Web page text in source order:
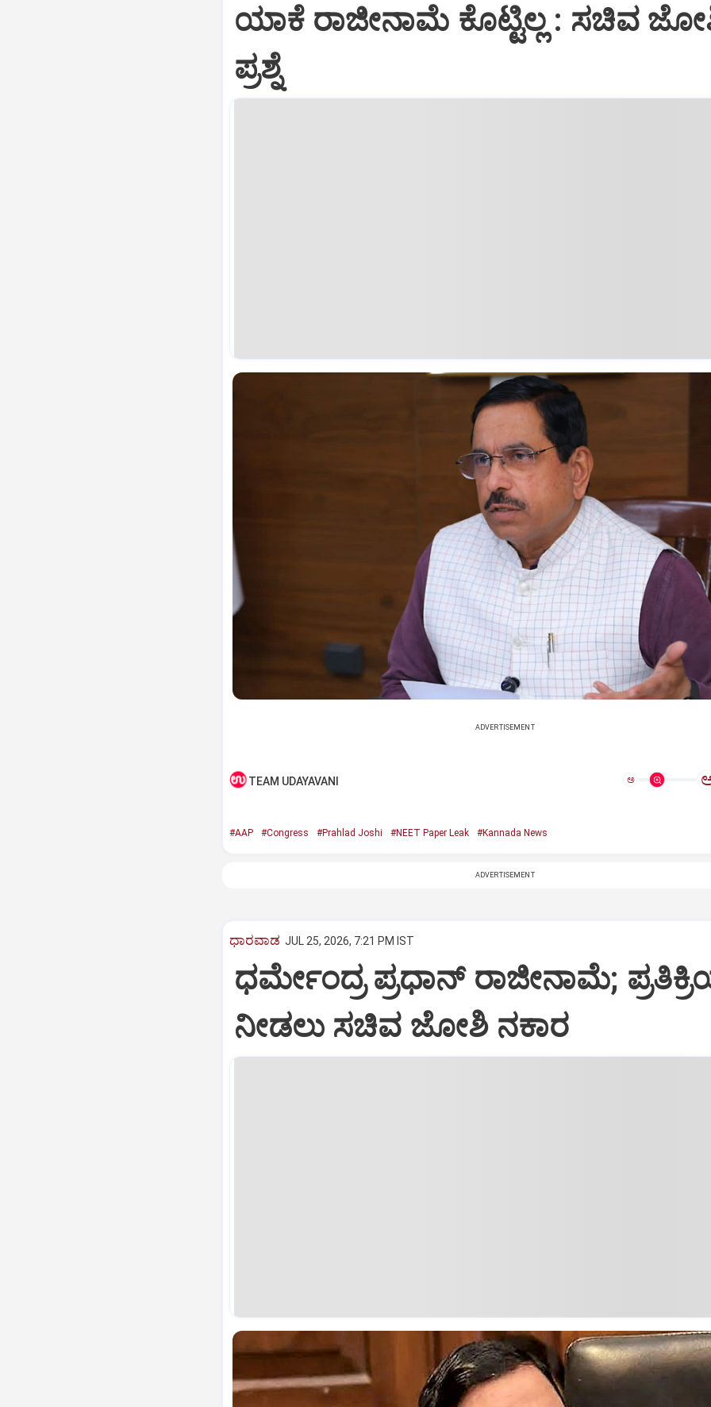
ಯಾಕೆ ರಾಜೀನಾಮೆ ಕೊಟ್ಟಿಲ್ಲ : ಸಚಿವ
ಪ್ರಶ್ನೆ
ADVERTISEMENT
TEAM UDAYAVANI ಅ
#AAP #Congress #Prahlad Joshi #NEET Paper Leak #Kannada News
ADVERTISEMENT
ಧಾರವಾಡ JUL 25, 2026, 7:21 PM IST
ಧರ್ಮೇಂದ್ರ ಪ್ರಧಾನ್ ರಾಜೀನಾಮೆ;
ನೀಡಲು ಸಚಿವ ಜೋಶಿ ನಕಾರ